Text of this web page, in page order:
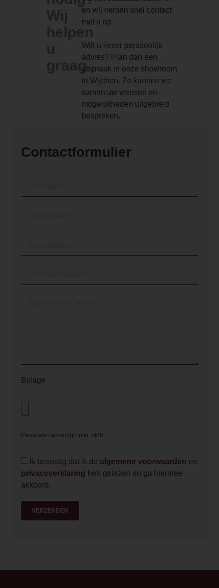
Wij
helpen
u
graag
en wij nemen snel contact
met u op.
Wilt u liever persoonlijk
advies? Plan dan een
afspraak in onze showroom
in Wijchen. Zo kunnen we
samen uw wensen en
mogelijkheden uitgebreid
bespreken.
Contactformulier
Bijlage
Maximale bestandgrootte: 5MB
Ik bevestig dat ik de algemene voorwaarden en
privacyverklaring heb gelezen en ga hiermee
akkoord.
VERZENDEN